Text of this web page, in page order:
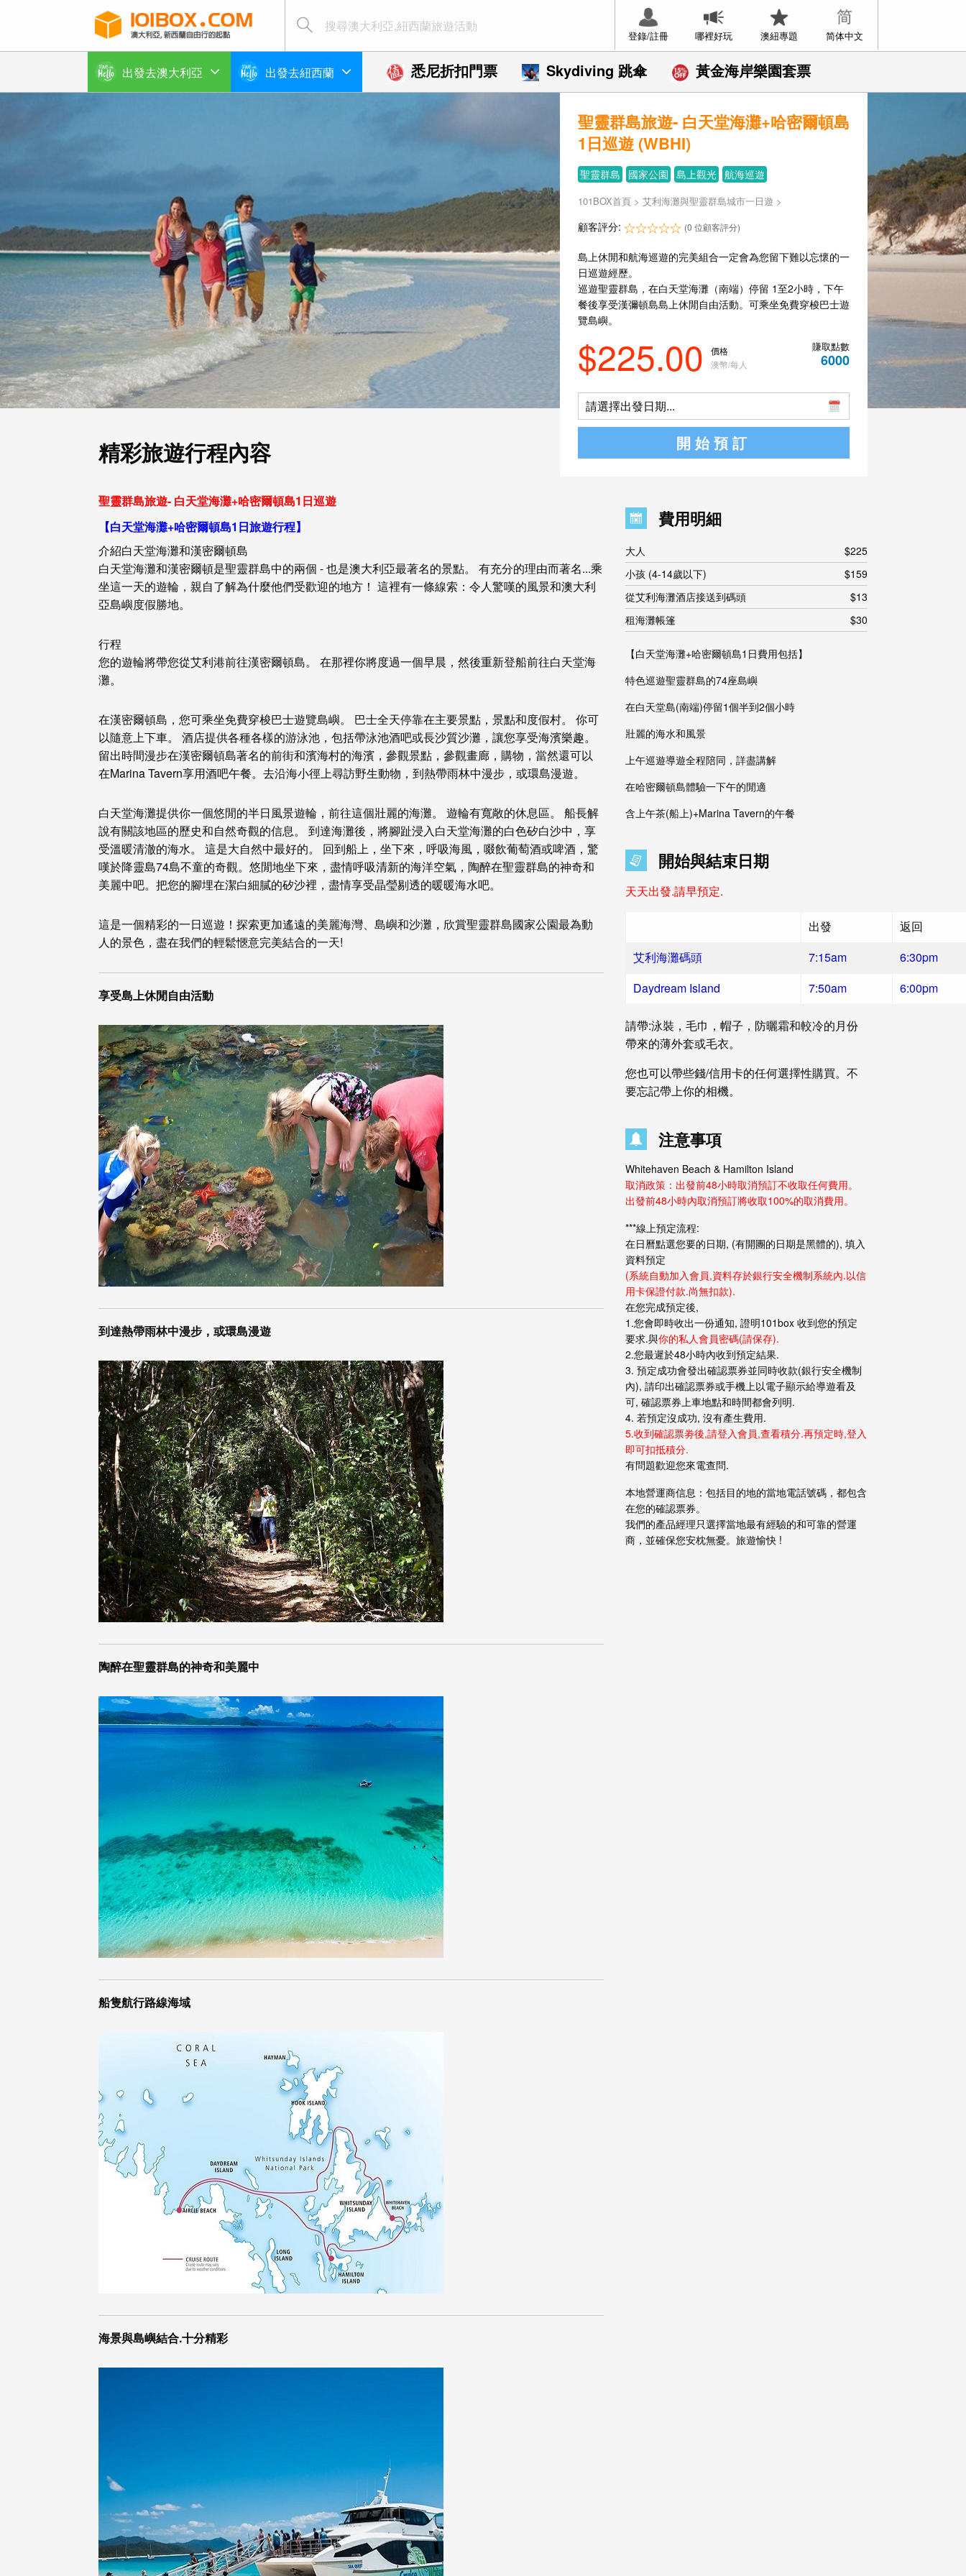
登錄/註冊 哪裡好玩 澳紐專題 简体中文
出發去澳大利亞 出發去紐西蘭 悉尼折扣門票 Skydiving 跳傘 黃金海岸樂園套票
聖靈群島旅遊- 白天堂海灘+哈密爾頓島
1日巡遊 (WBHI)
聖靈群島 國家公園 島上觀光 航海巡遊
101BOX首頁> 艾利海灘與聖靈群島城市一日遊 >
顧客評分: (0 位顧客評分)
島上休閒和航海巡遊的完美組合一定會為您留下難以忘懷的一
日巡​​遊經歷。
巡遊聖靈群島，在白天堂海灘（南端）停留 1至2小時，下午
餐後享受漢彌頓島島上休閒自由活動。可乘坐免費穿梭巴士遊
覽島嶼。
$225.00
價格
澳幣/每人
賺取點數
6000
請選擇出發日期...
開始預訂
精彩旅遊行程內容
聖靈群島旅遊- 白天堂海灘+哈密爾頓島1日巡遊
【白天堂海灘+哈密爾頓島1日旅遊行程】
介紹白天堂海灘和漢密爾頓島
白天堂海灘和漢密爾頓是聖靈群島中的兩個 - 也是澳大利亞最著名的景點。 有充分的理由而著名...乘
坐這一天的遊輪，親自了解為什麼他們受歡迎的地方！ 這裡有一條線索：令人驚嘆的風景和澳大利
亞島嶼度假勝地。
行程
您的遊輪將帶您從艾利港前往漢密爾頓島。 在那裡你將度過一個早晨，然後重新登船前往白天堂海
灘。
在漢密爾頓島，您可乘坐免費穿梭巴士遊覽島嶼。 巴士全天停靠在主要景點，景點和度假村。 你可
以隨意上下車。 酒店提供各種各樣的游泳池，包括帶泳池酒吧或長沙質沙灘，讓您享受海濱樂趣。
留出時間漫步在漢密爾頓島著名的前街和濱海村的海濱，參觀景點，參觀畫廊，購物，當然還可以
在Marina Tavern享用酒吧午餐。 去沿海小徑上尋訪野生動物，到熱帶雨林中漫步，或環島漫遊。
白天堂海灘提供你一個悠閒的半日風景遊輪，前往這個壯麗的海灘。 遊輪有寬敞的休息區。 船長解
說有關該地區的歷史和自然奇觀的信息。 到達海灘後，將腳趾浸入白天堂海灘的白色矽白沙中，享
受溫暖清澈的海水。 這是大自然中最好的。 回到船上，坐下來，呼吸海風，啜飲葡萄酒或啤酒，驚
嘆於降靈島74島不童的奇觀。 悠閒地坐下來，盡情呼吸清新的海洋空氣，陶醉在聖靈群島的神奇和
美麗中吧。把您的腳埋在潔白細膩的矽沙裡，盡情享受晶瑩剔透的暖暖海水吧。
這是一個精彩的一日巡遊！探索更加遙遠的美麗海灣、島嶼和沙灘，欣賞聖靈群島國家公園最為動
人的景色，盡在我們的輕鬆愜意完美結合的一天!
享受島上休閒自由活動
到達熱帶雨林中漫步，或環島漫遊
陶醉在聖靈群島的神奇和美麗中
船隻航行路線海域
海景與島嶼結合.十分精彩
費用明細
大人
$225
小孩 (4-14歲以下)
$159
從艾利海灘酒店接送到碼頭
$13
租海灘帳篷
$30
【白天堂海灘+哈密爾頓島1日費用包括】
特色巡遊聖靈群島的74座島嶼
在白天堂島(南端)停留1個半到2個小時
壯麗的海水和風景
上午巡遊導遊全程陪同，詳盡講解
在哈密爾頓島體驗一下午的閒適
含上午茶(船上)+Marina Tavern的午餐
開始與結束日期
天天出發.請早預定.
出發
返回
艾利海灘碼頭
7:15am
6:30pm
Daydream Island
7:50am 6:00pm
請帶:泳裝，毛巾，帽子，防曬霜和較冷的月份
帶來的薄外套或毛衣。
您也可以帶些錢/信用卡的任何選擇性購買。不
要忘記帶上你的相機。
注意事項
Whitehaven Beach & Hamilton Island
取消政策：出發前48小時取消預訂不收取任何費用。
出發前48小時內取消預訂將收取100%的取消費用。
***線上預定流程:
在日曆點選您要的日期, (有開團的日期是黑體的), 填入
資料預定
(系統自動加入會員,資料存於銀行安全機制系統內.以信
用卡保證付款.尚無扣款).
在您完成預定後,
1.您會即時收出一份通知, 證明101box 收到您的預定
要求.與你的私人會員密碼(請保存).
2.您最遲於48小時內收到預定結果.
3. 預定成功會發出確認票券並同時收款(銀行安全機制
內), 請印出確認票券或手機上以電子顯示給導遊看及
可, 確認票券上車地點和時間都會列明.
4. 若預定沒成功, 沒有產生費用.
5.收到確認票劵後,請登入會員,查看積分.再預定時,登入
即可扣抵積分.
有問題歡迎您來電查問.
本地營運商信息：包括目的地的當地電話號碼，都包含
在您的確認票券。
我們的產品經理只選擇當地最有經驗的和可靠的營運
商，並確保您安枕無憂。旅遊愉快 !